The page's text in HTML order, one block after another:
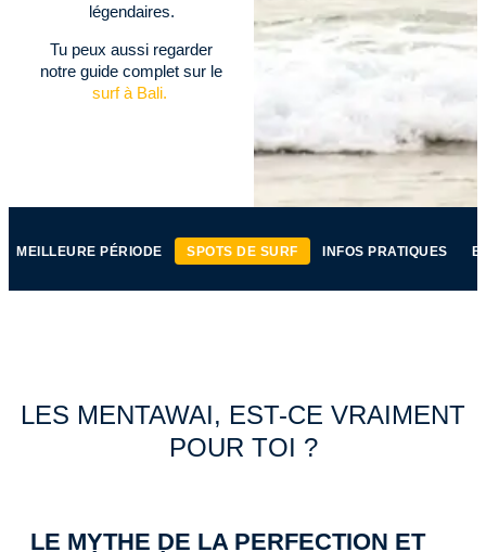
légendaires.
Tu peux aussi regarder
notre guide complet sur le
surf à Bali.
MEILLEURE PÉRIODE SPOTS DE SURF INFOS PRATIQUES
LES MENTAWAI, EST-CE VRAIMENT
POUR TOI ?
LE MYTHE DE LA PERFECTION ET